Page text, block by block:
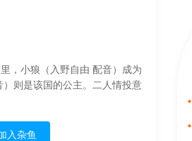
，小狼（入野自由 配音）成为
则是该国的公主。二人情投意
外两位怀着不同目的的伙伴黑
入杂鱼